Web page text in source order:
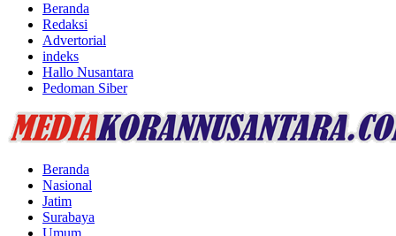
Beranda
Redaksi
Advertorial
indeks
Hallo Nusantara
Pedoman Siber
Beranda
Nasional
Jatim
Surabaya
Umum